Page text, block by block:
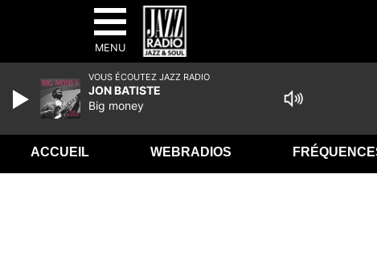
MENU
ACCUEIL WEBRADIOS
VOUS ÉCOUTEZ JAZZ RADIO
JON BATISTE
Big money